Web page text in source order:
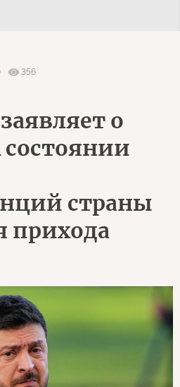
356
о
страны
прихода